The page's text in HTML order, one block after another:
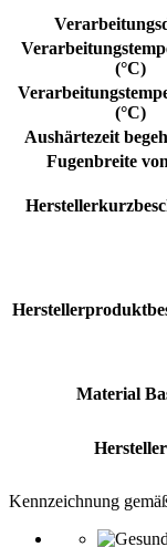
(°C)
(°C)
Aushärtezeit
Fugenbreite
Material
Hersteller
Kennzeichnung